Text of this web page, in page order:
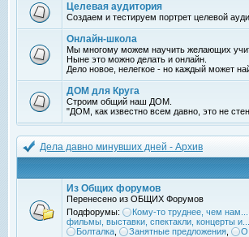
Целевая аудитория
Создаем и тестируем портрет целевой
Онлайн-школа
Мы многому можем научить желающих
Ныне это можно делать и онлайн.
Дело новое, нелегкое - но каждый может
ДОМ для Круга
Строим общий наш ДОМ.
"ДОМ, как известно всем давно, это не
Дела давно минувших дней - Архив
Из Общих форумов
Перенесено из ОБЩИХ Форумов
Подфорумы:
Кому-то труднее, чем нам...
фильмы, выставки, спектакли, концерты и...
Болталка
Занятные предложения О